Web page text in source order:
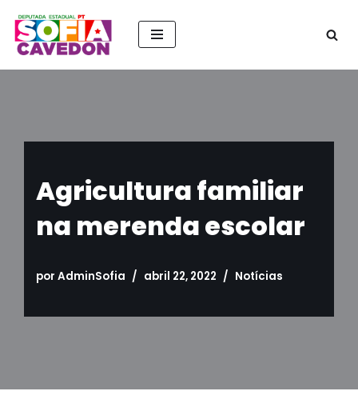
Pular
Agricultura familiar
na merenda escolar
por AdminSofia abril 22, 2022 Notícias